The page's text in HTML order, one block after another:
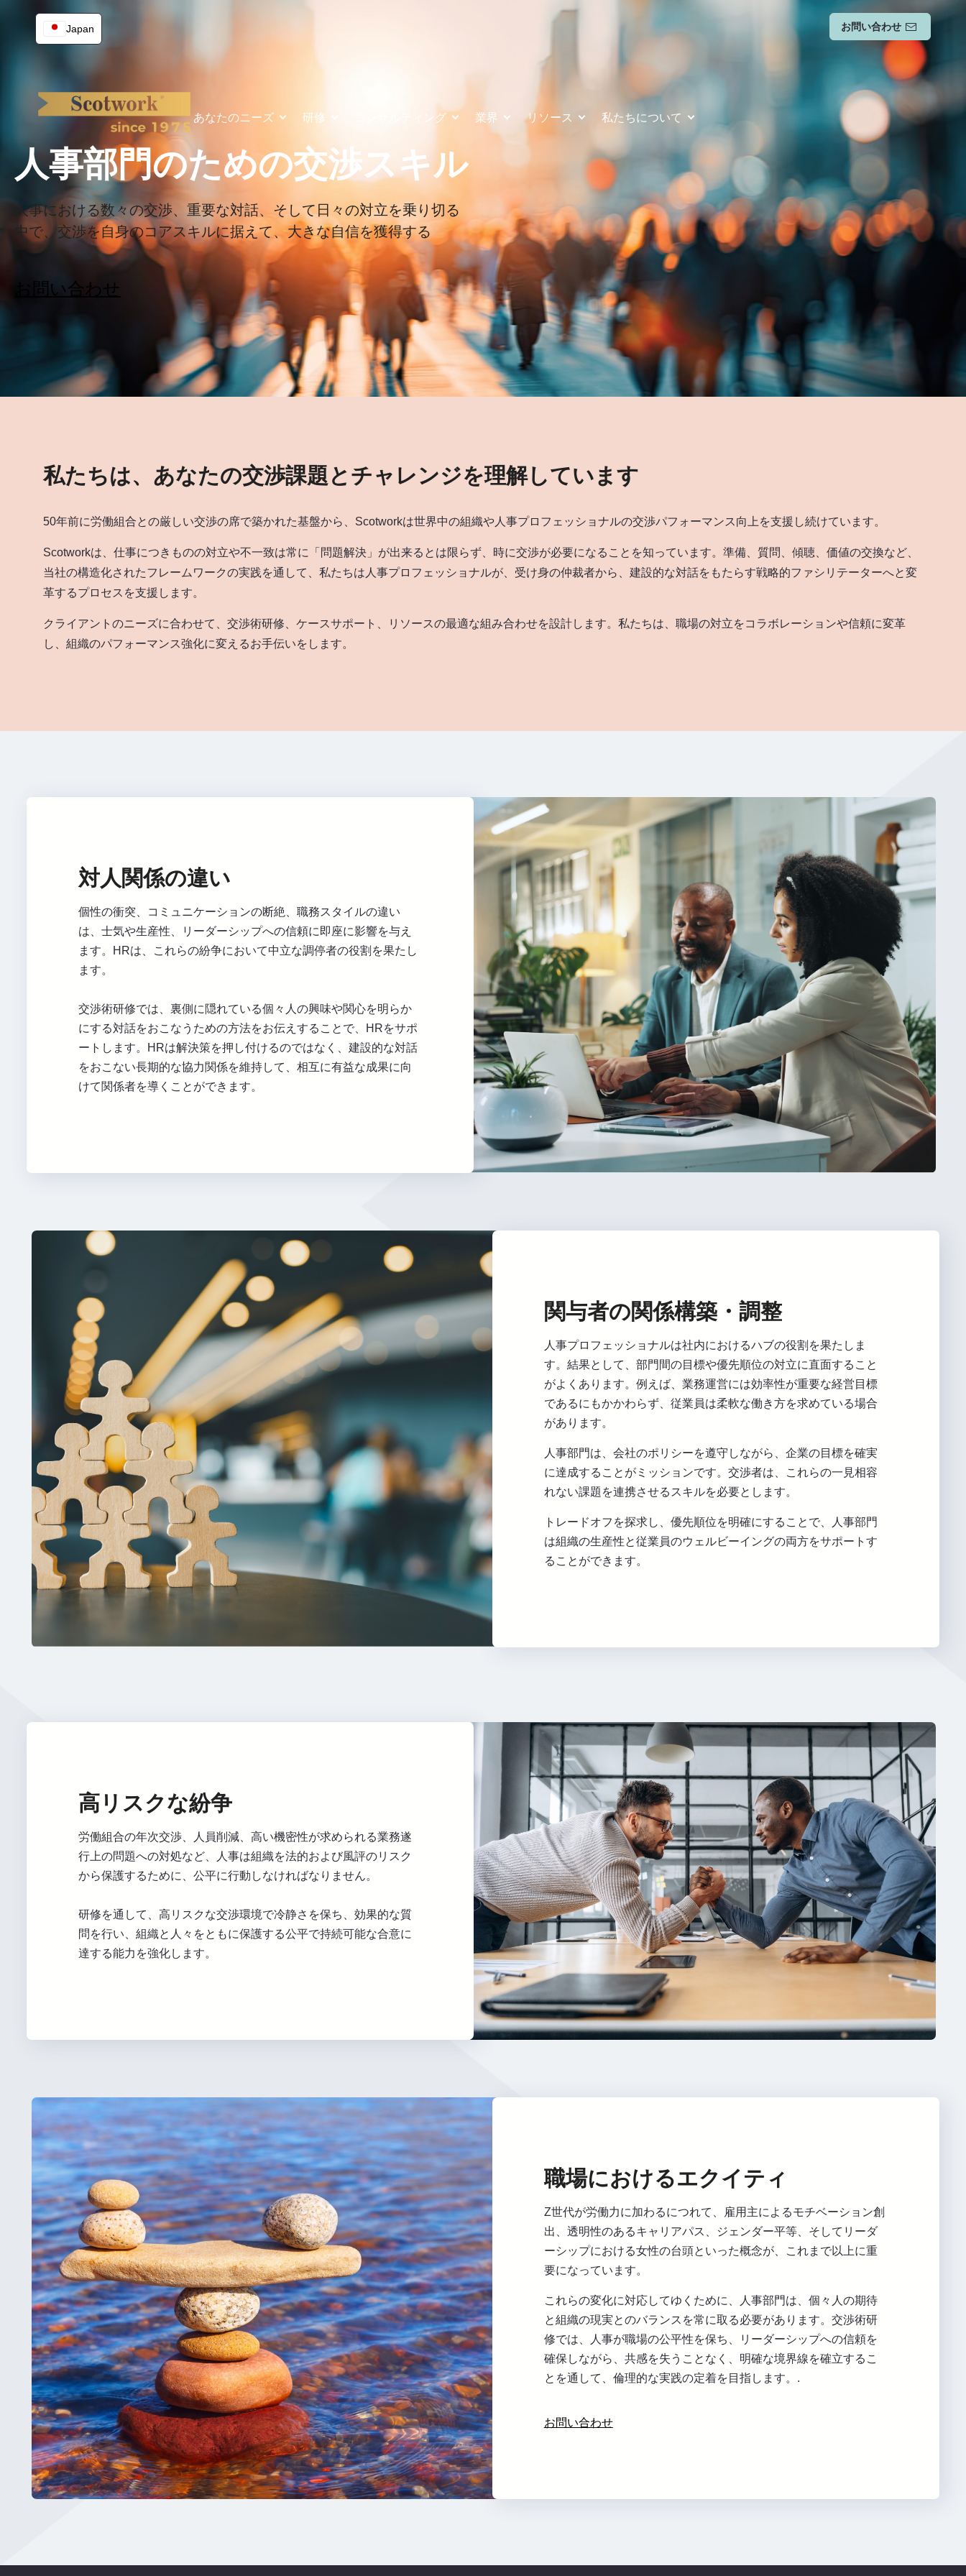
Japan お問い合わせ
あなたのニーズ 研修 コンサルティング 業界 リソース 私たちについて
人事部門のための交渉スキル
人事における数々の交渉、重要な対話、そして日々の対立を乗り切る
中で、交渉を自身のコアスキルに据えて、大きな自信を獲得する
お問い合わせ
私たちは、あなたの交渉課題とチャレンジを理解しています
50年前に労働組合との厳しい交渉の席で築かれた基盤から、Scotworkは世界中の組織や人事プロフェッショナルの交渉パフォーマンス向上を支援し続けています。
Scotworkは、仕事につきものの対立や不一致は常に「問題解決」が出来るとは限らず、時に交渉が必要になることを知っています。準備、質問、傾聴、価値の交換など、
当社の構造化されたフレームワークの実践を通して、私たちは人事プロフェッショナルが、受け身の仲裁者から、建設的な対話をもたらす戦略的ファシリテーターへと変
革するプロセスを支援します。
クライアントのニーズに合わせて、交渉術研修、ケースサポート、リソースの最適な組み合わせを設計します。私たちは、職場の対立をコラボレーションや信頼に変革
し、組織のパフォーマンス強化に変えるお手伝いをします。
対人関係の違い
個性の衝突、コミュニケーションの断絶、職務スタイルの違い
は、士気や生産性、リーダーシップへの信頼に即座に影響を与え
ます。HRは、これらの紛争において中立な調停者の役割を果たし
ます。
交渉術研修では、裏側に隠れている個々人の興味や関心を明らか
にする対話をおこなうための方法をお伝えすることで、HRをサポ
ートします。HRは解決策を押し付けるのではなく、建設的な対話
をおこない長期的な協力関係を維持して、相互に有益な成果に向
けて関係者を導くことができます。
関与者の関係構築・調整
人事プロフェッショナルは社内におけるハブの役割を果たしま
す。結果として、部門間の目標や優先順位の対立に直面すること
がよくあります。例えば、業務運営には効率性が重要な経営目標
であるにもかかわらず、従業員は柔軟な働き方を求めている場合
があります。
人事部門は、会社のポリシーを遵守しながら、企業の目標を確実
に達成することがミッションです。交渉者は、これらの一見相容
れない課題を連携させるスキルを必要とします。
トレードオフを探求し、優先順位を明確にすることで、人事部門
は組織の生産性と従業員のウェルビーイングの両方をサポートす
ることができます。
高リスクな紛争
労働組合の年次交渉、人員削減、高い機密性が求められる業務遂
行上の問題への対処など、人事は組織を法的および風評のリスク
から保護するために、公平に行動しなければなりません。
研修を通して、高リスクな交渉環境で冷静さを保ち、効果的な質
問を行い、組織と人々をともに保護する公平で持続可能な合意に
達する能力を強化します。
職場におけるエクイティ
Z世代が労働力に加わるにつれて、雇用主によるモチベーション創
出、透明性のあるキャリアパス、ジェンダー平等、そしてリーダ
ーシップにおける女性の台頭といった概念が、これまで以上に重
要になっています。
これらの変化に対応してゆくために、人事部門は、個々人の期待
と組織の現実とのバランスを常に取る必要があります。交渉術研
修では、人事が職場の公平性を保ち、リーダーシップへの信頼を
確保しながら、共感を失うことなく、明確な境界線を確立するこ
とを通して、倫理的な実践の定着を目指します。.
お問い合わせ